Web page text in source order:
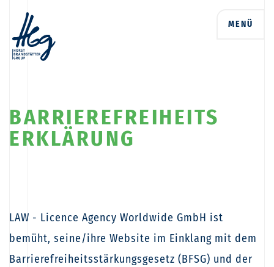
MENÜ
c
h
t
i
g
e
t
s
BARRIEREFREIHEITS
ERKLÄRUNG
LAW - Licence Agency Worldwide GmbH ist
bemüht, seine/ihre Website im Einklang mit dem
Barrierefreiheitsstärkungsgesetz (BFSG) und der